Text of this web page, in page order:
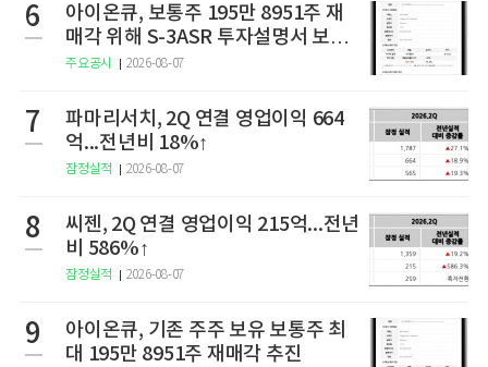
6
아이온큐, 보통주 195만 8951주 재
매각 위해 S-3ASR 투자설명서 보충
서 제출
주요공시 2026-08-07
7
파마리서치, 2Q 연결 영업이익 664
억...전년비 18%↑
잠정실적 2026-08-07
8
씨젠, 2Q 연결 영업이익 215억...전년
비 586%↑
잠정실적 2026-08-07
9
아이온큐, 기존 주주 보유 보통주 최
대 195만 8951주 재매각 추진